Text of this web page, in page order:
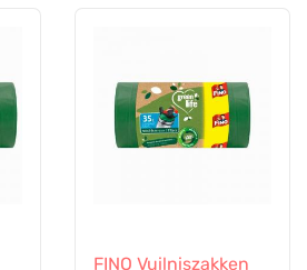
FINO Vuilniszakken